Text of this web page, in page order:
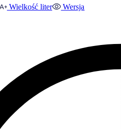
Wielkość liter
Wersja